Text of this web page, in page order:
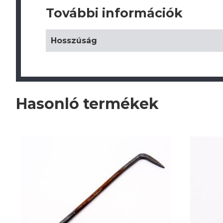
További információk
Hosszúság
Hasonló termékek